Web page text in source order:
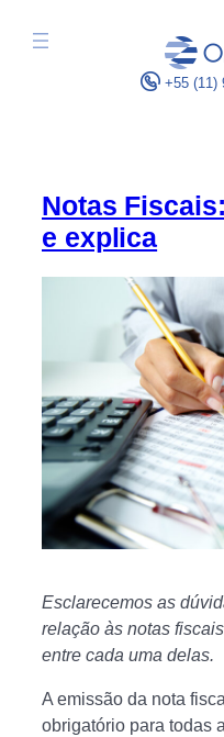
para
+55 (11)
Notas
e explica
Esclarecemos as
relação às notas
entre cada uma delas.
A emissão da nota
obrigatório para todas